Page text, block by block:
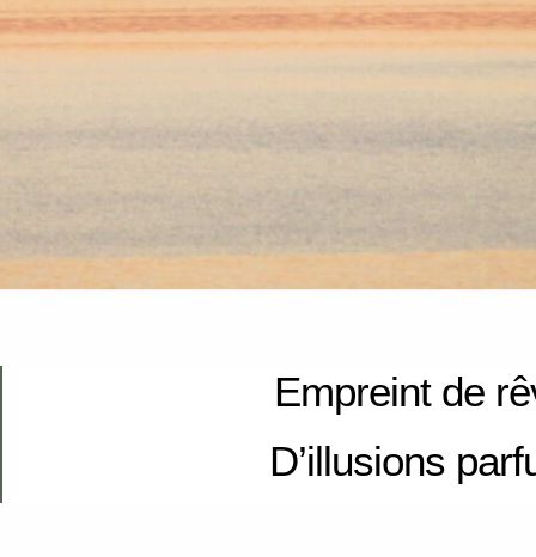
Empreint de
D’illusions